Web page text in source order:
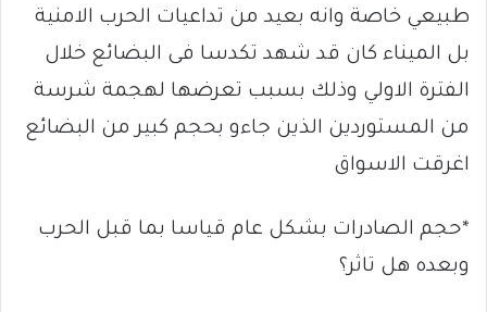
طبيعي خاصة وانه بعيد من تداعيات الحرب الامنية
بل الميناء كان قد شهد تكدسا فى البضائع خلال
الفترة الاولي وذلك بسبب تعرضها لهجمة شرسة
من المستوردين الذين جاءو بحجم كبير من البضائع
اغرقت الاسواق
*حجم الصادرات بشكل عام قياسا بما قبل الحرب
وبعده هل تاثر؟